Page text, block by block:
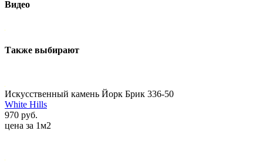
Видео
Также выбирают
Искусственный камень Йорк Брик 336-50
White Hills
970 руб.
цена за 1м2